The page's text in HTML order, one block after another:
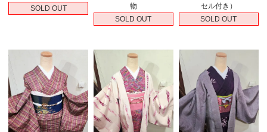
SOLD OUT
物
SOLD OUT
セル付き）
SOLD OUT